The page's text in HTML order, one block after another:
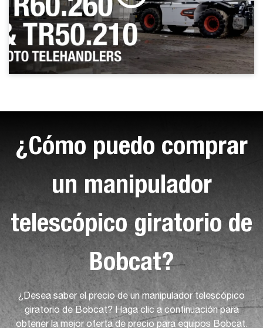
¿Cómo puedo comprar
un manipulador
telescópico giratorio de
Bobcat?
¿Desea saber el precio de un manipulador telescópico
giratorio de Bobcat? Haga clic a continuación para
obtener la mejor oferta de precio para equipos Bobcat.